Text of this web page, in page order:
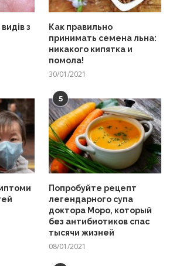
з
Как правильно
принимать семена льна:
никакого кипятка и
помола!
30/01/2021
5
Попробуйте рецепт
легендарного супа
доктора Моро, который
без антибиотиков спас
тысячи жизней
08/01/2021